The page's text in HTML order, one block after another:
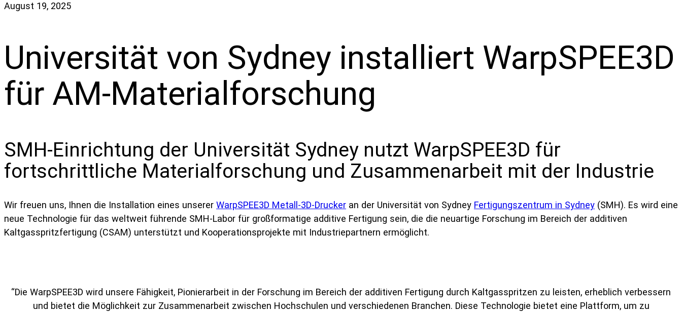
August 19, 2025
Universität von Sydney installiert WarpSPEE3D
für AM-Materialforschung
SMH-Einrichtung der Universität Sydney nutzt WarpSPEE3D für
fortschrittliche Materialforschung und Zusammenarbeit mit der Industrie
Wir freuen uns, Ihnen die Installation eines unserer WarpSPEE3D Metall-3D-Drucker an der Universität von Sydney Fertigungszentrum in Sydney (SMH). Es wird eine
neue Technologie für das weltweit führende SMH-Labor für großformatige additive Fertigung sein, die die neuartige Forschung im Bereich der additiven
Kaltgasspritzfertigung (CSAM) unterstützt und Kooperationsprojekte mit Industriepartnern ermöglicht.
“Die WarpSPEE3D wird unsere Fähigkeit, Pionierarbeit in der Forschung im Bereich der additiven Fertigung durch Kaltgasspritzen zu leisten, erheblich verbessern
und bietet die Möglichkeit zur Zusammenarbeit zwischen Hochschulen und verschiedenen Branchen. Diese Technologie bietet eine Plattform, um zu